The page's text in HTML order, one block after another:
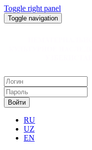
Toggle right panel
Toggle navigation
Войти
RU
UZ
EN